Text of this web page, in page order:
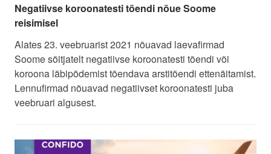
Negatiivse koroonatesti tõendi nõue Soome
reisimisel
Alates 23. veebruarist 2021 nõuavad laevafirmad
Soome sõitjatelt negatiivse koroonatesti tõendi või
koroona läbipõdemist tõendava arstitõendi ettenäitamist.
Lennufirmad nõuavad negatiivset koroonatesti juba
veebruari algusest.